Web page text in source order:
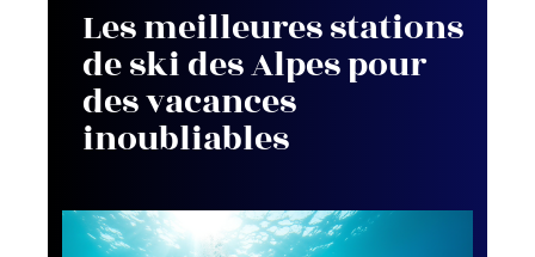
Les meilleures stations
de ski des Alpes pour
des vacances
inoubliables